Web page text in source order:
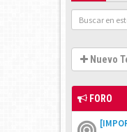
Nuevo
FORO